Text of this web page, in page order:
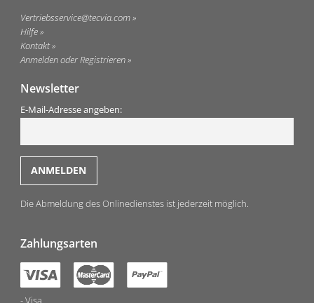
Vertriebsservice@tecvia.com
Hilfe
Kontakt
Anmelden oder Registrieren
Newsletter
E-Mail-Adresse angeben:
Die Abmeldung des Onlinedienstes ist jederzeit möglich.
Zahlungsarten
Visa